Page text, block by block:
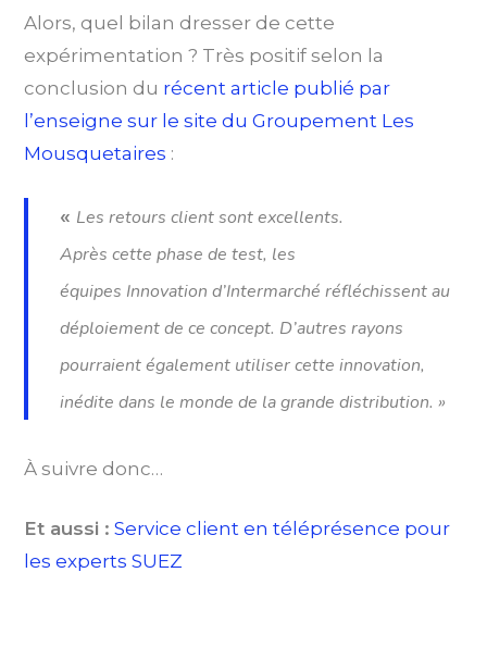
Alors, quel bilan dresser de cette
expérimentation ? Très positif selon la
conclusion du récent article publié par
l’enseigne sur le site du Groupement Les
Mousquetaires :
« Les retours client sont excellents.
Après cette phase de test, les
équipes Innovation d’Intermarché réfléchissent au
déploiement de ce concept. D’autres rayons
pourraient également utiliser cette innovation,
inédite dans le monde de la grande distribution. »
À suivre donc…
Et aussi : Service client en téléprésence pour
les experts SUEZ